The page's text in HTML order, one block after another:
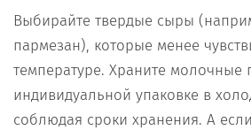
Выбирайте твердые сыры
пармезан), которые менее
температуре. Храните молочные
индивидуальной упаковке в
соблюдая сроки хранения. А